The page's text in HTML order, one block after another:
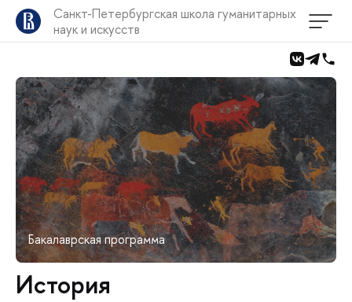
Санкт-Петербургская школа гуманитарных
наук и искусств
Бакалаврская программа
История